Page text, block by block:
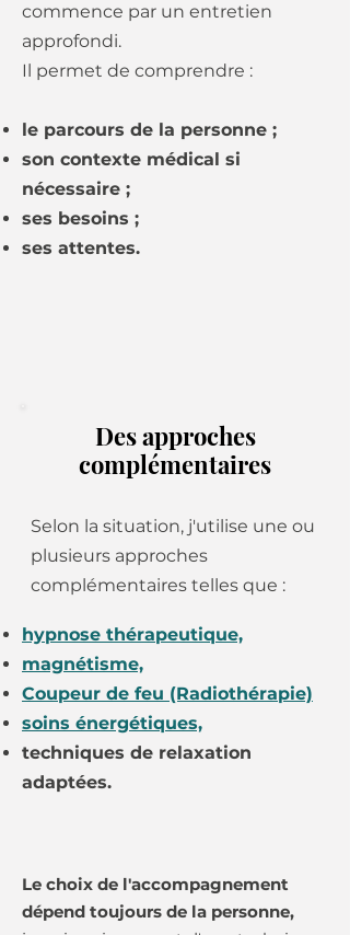
commence par un entretien
approfondi.
Il permet de comprendre :
le parcours de la personne ;
son contexte médical si
nécessaire ;
ses besoins ;
ses attentes.
Des approches
complémentaires
Selon la situation, j'utilise une ou
plusieurs approches
complémentaires telles que :
hypnose thérapeutique,
magnétisme,
Coupeur de feu (Radiothérapie)
soins énergétiques,
techniques de relaxation
adaptées.
Le choix de l'accompagnement
dépend toujours de la personne,